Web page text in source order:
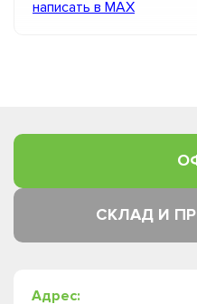
написать в MAX
СКЛАД И
Адрес: